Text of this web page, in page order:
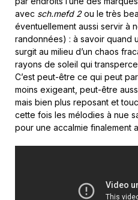
avec sch.mefd 2ou le très
éventuellement aussi servir à
randonnées) : à savoir quand
surgit au milieu d’un chaos
rayons de soleil qui
C’est peut-être ce qui peut
moins exigeant, peut-être
mais bien plus reposant et
cette fois les mélodies à nue
pour une accalmie finalement